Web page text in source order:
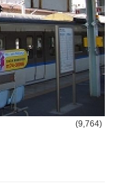
(9,764)